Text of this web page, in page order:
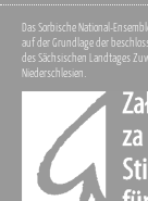
Das Sorbische National-
auf der Grundlage der
des Sächsischen Landtages
Niederschlesien.